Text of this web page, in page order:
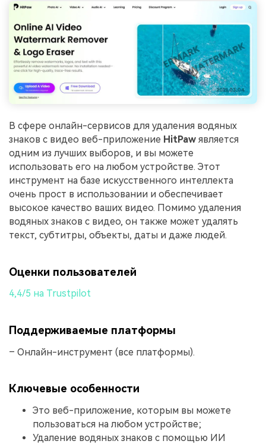
В сфере онлайн-сервисов для удаления водяных
знаков с видео веб-приложение HitPaw является
одним из лучших выборов, и вы можете
использовать его на любом устройстве. Этот
инструмент на базе искусственного интеллекта
очень прост в использовании и обеспечивает
высокое качество ваших видео. Помимо удаления
водяных знаков с видео, он также может удалять
текст, субтитры, объекты, даты и даже людей.
Оценки пользователей
4,4/5 на Trustpilot
Поддерживаемые платформы
– Онлайн-инструмент (все платформы).
Ключевые особенности
Это веб-приложение, которым вы можете
пользоваться на любом устройстве;
Удаление водяных знаков с помощью ИИ